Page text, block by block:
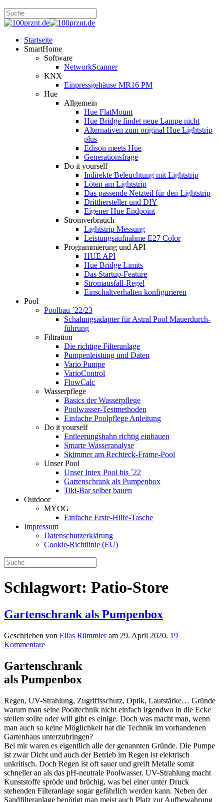
Startseite
SmartHome
Software
NetworkScanner
KNX
Einpressgehäuse MR16 PM
Hue
Allgemein
Hue FlatMount
Hue Bridge findet neue Lampe nicht
Alternativen zum original Hue Lightstrip
plus
Edison meets Hue
Generationsfrage
Do it yourself
Indirekte Beleuchtung mit Lightstrip
Löten am Lightstrip
Das passende Netzteil für den Lightstrip
Dritthersteller und DIY
Eigener Hue Endpoint
Stromverbrauch
Lightstrip Messung
Leistungsaufnahme E27 Color
Programmierung und API
HUE API
Hue Bridge Limits
Das Startup-Feature
Stromausfall-Regel
Einschaltverhalten konfigurieren
Pool
Poolbau ´22/23
Schalungs­adapter für Astral Pool Mauer­durch­
führung
Filtration
Die richtige Filter­anlage
Pumpenleistung und Daten
Vario Pumpe
Vario­Control
FlowCalc
Wasserpflege
Basics der Wasserpflege
Poolwasser-Testmethoden
Einfache Poolpflege Anleitung
Do it yourself
Ent­leerungs­hahn richtig einbauen
Smarte Wasseranalyse
Skimmer am Rechteck-Frame-Pool
Unser Pool
Unser Intex Pool bis ´22
Gartenschrank als Pumpenbox
Tiki-Bar selber bauen
Outdoor
MYOG
Einfache Erste-Hilfe-Tasche
Impressum
Datenschutzerklärung
Cookie-Richtlinie (EU)
Schlagwort: Patio-Store
Gartenschrank als Pumpenbox
Geschrieben von Elias Rümmleram 29. April 2020. 19
Kommentare
Garten­schrank
als Pumpen­box
Regen, UV-Strahlung, Zugriffsschutz, Optik, Lautstärke… Gründe
warum man seine Pooltechnik nicht einfach irgendwo in die Ecke
stellen sollte oder will gibt es einige. Doch was macht man, wenn
man auch so keine Möglichkeit hat die Technik im vorhandenen
Gartenhaus unterzubringen?
Bei mir waren es eigentlich alle der genannten Gründe. Die Pumpe
ist zwar Dicht und auch der Betrieb im Regen ist elektrisch
unkritisch. Doch Regen ist oft sauer und greift Metalle somit
schneller an als das pH-neutrale Poolwasser. UV-Strahlung macht
Kunststoffe spröde und brüchig, was bei einer unter Druck
stehenden Filteranlage sogar gefährlich werden kann. Neben der
Sandfilteranlage benötigt man meist auch Platz zur Aufbewahrung